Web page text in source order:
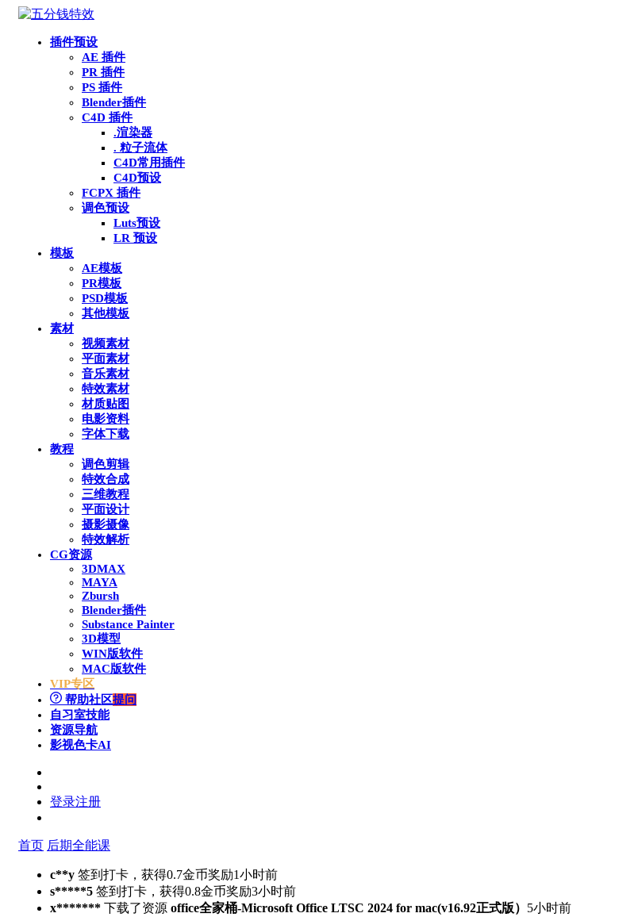
插件预设
AE 插件
PR 插件
PS 插件
Blender插件
C4D 插件
.渲染器
. 粒子流体
C4D常用插件
C4D预设
FCPX 插件
调色预设
Luts预设
LR 预设
模板
AE模板
PR模板
PSD模板
其他模板
素材
视频素材
平面素材
音乐素材
特效素材
材质贴图
电影资料
字体下载
教程
调色剪辑
特效合成
三维教程
平面设计
摄影摄像
特效解析
CG资源
3DMAX
MAYA
Zbursh
Blender插件
Substance Painter
3D模型
WIN版软件
MAC版软件
VIP专区
帮助社区提问
自习室技能
资源导航
影视色卡AI
登录注册
首页 后期全能课
c**y 签到打卡，获得0.7金币奖励1小时前
s*****5 签到打卡，获得0.8金币奖励3小时前
x******* 下载了资源 office全家桶-Microsoft Office LTSC 2024 for mac(v16.92正式版） 5小时前